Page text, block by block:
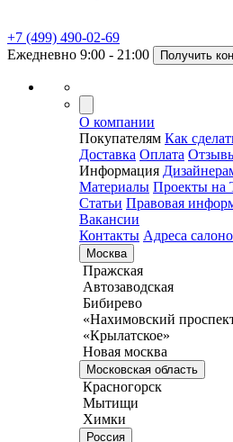
+7 (499) 490-02-69
Ежедневно 9:00 - 21:00
Получить
О компании
Покупателям Как
Доставка Оплата
Информация
Материалы Проекты на
Статьи Правовая
Вакансии
Контакты Адреса
Москва
Пражская
Автозаводская
Бибирево
«Нахимовский
«Крылатское»
Новая москва
Московская область
Красногорск
Мытищи
Химки
Россия